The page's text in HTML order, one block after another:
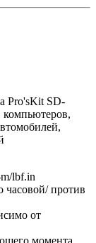
Pro'sKit SD-
компьютеров,
lbf.in
против
от
момента